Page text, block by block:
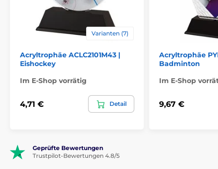
Bedruckung des
Emblems
Varianten (7)
Acryltrophäe ACLC2101M43 |
Eishockey
Im E-Shop vorrätig
4,71 € Detail
Acryltrophäe
Badminton
Im E-Shop
9,67 €
Geprüfte Bewertungen
Trustpilot-Bewertungen 4.8/5